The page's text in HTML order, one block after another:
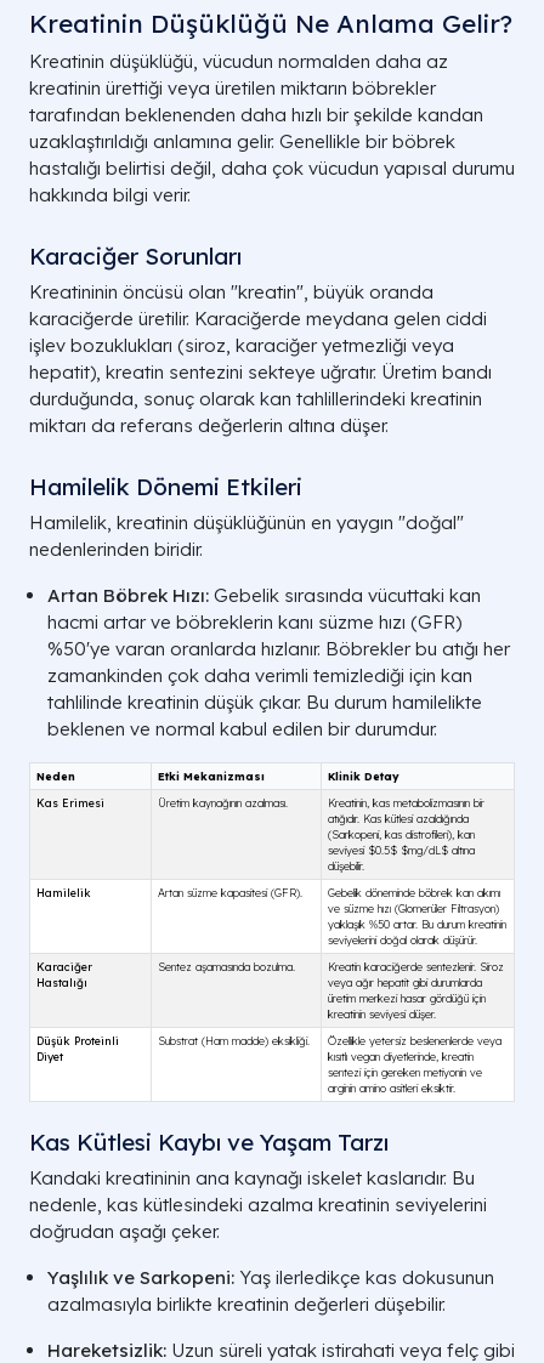
Kreatinin Düşüklüğü Ne Anlama Gelir?
Kreatinin düşüklüğü, vücudun normalden daha az
kreatinin ürettiği veya üretilen miktarın böbrekler
tarafından beklenenden daha hızlı bir şekilde kandan
uzaklaştırıldığı anlamına gelir. Genellikle bir böbrek
hastalığı belirtisi değil, daha çok vücudun yapısal durumu
hakkında bilgi verir.
Karaciğer Sorunları
Kreatininin öncüsü olan "kreatin", büyük oranda
karaciğerde üretilir. Karaciğerde meydana gelen ciddi
işlev bozuklukları (siroz, karaciğer yetmezliği veya
hepatit), kreatin sentezini sekteye uğratır. Üretim bandı
durduğunda, sonuç olarak kan tahlillerindeki kreatinin
miktarı da referans değerlerin altına düşer.
Hamilelik Dönemi Etkileri
Hamilelik, kreatinin düşüklüğünün en yaygın "doğal"
nedenlerinden biridir.
Artan Böbrek Hızı: Gebelik sırasında vücuttaki kan
hacmi artar ve böbreklerin kanı süzme hızı (GFR)
%50'ye varan oranlarda hızlanır. Böbrekler bu atığı her
zamankinden çok daha verimli temizlediği için kan
tahlilinde kreatinin düşük çıkar. Bu durum hamilelikte
beklenen ve normal kabul edilen bir durumdur.
Kas Kütlesi Kaybı ve Yaşam Tarzı
Kandaki kreatininin ana kaynağı iskelet kaslarıdır. Bu
nedenle, kas kütlesindeki azalma kreatinin seviyelerini
doğrudan aşağı çeker.
Yaşlılık ve Sarkopeni: Yaş ilerledikçe kas dokusunun
azalmasıyla birlikte kreatinin değerleri düşebilir.
Hareketsizlik: Uzun süreli yatak istirahati veya felç gibi